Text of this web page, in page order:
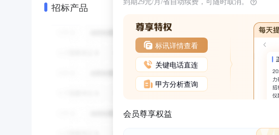
招标产品 到期29元/月/省自动续费，可随时取消。
标讯详情查看
关键电话直连
甲方分析查询
会员尊享权益